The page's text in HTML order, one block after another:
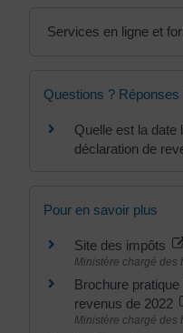
Services en ligne et
Questions ? Réponses
Quelle est la date
déclaration de
Pour en savoir plus
Site des impôts
Ministère chargé des
Brochure
revenus de 2022
Ministère chargé des